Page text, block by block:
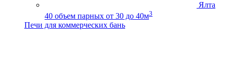
Ялта
40 объем парных от 30 до 40м3
Печи для коммерческих бань